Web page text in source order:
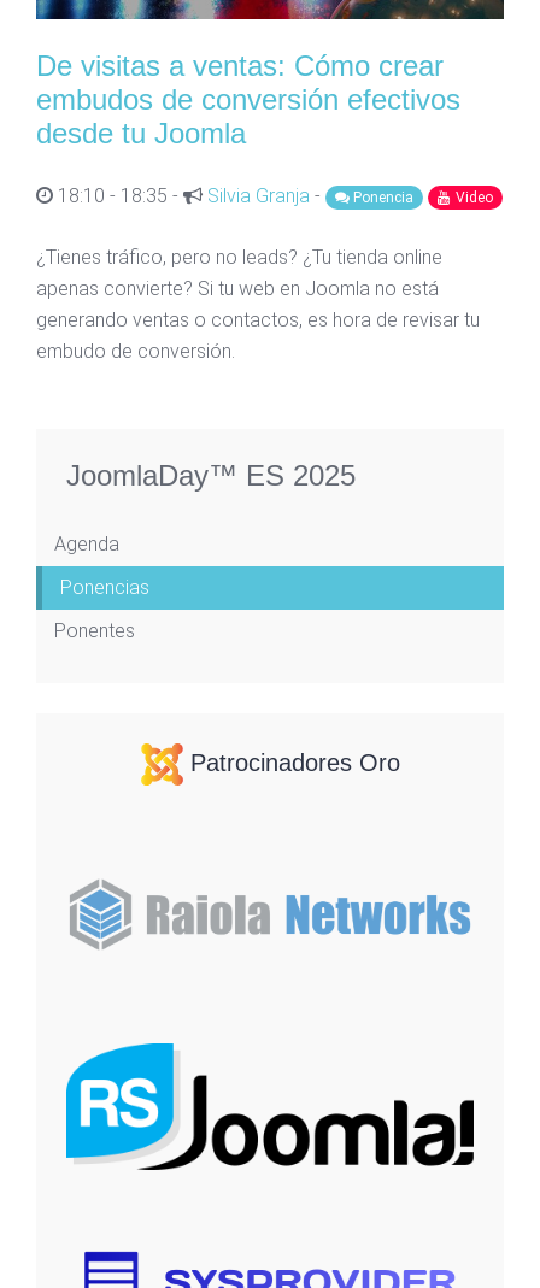
De visitas a ventas: Cómo crear
embudos de conversión efectivos
desde tu Joomla
18:10 - 18:35 - Silvia Granja - Ponencia Video
¿Tienes tráfico, pero no leads? ¿Tu tienda online
apenas convierte? Si tu web en Joomla no está
generando ventas o contactos, es hora de revisar tu
embudo de conversión.
JoomlaDay™ ES 2025
Agenda
Ponencias
Ponentes
Patrocinadores Oro